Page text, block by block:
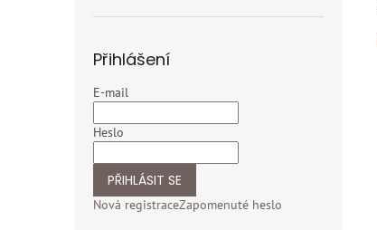
Přihlášení
E-mail
Heslo
PŘIHLÁSIT SE
Nová registraceZapomenuté heslo